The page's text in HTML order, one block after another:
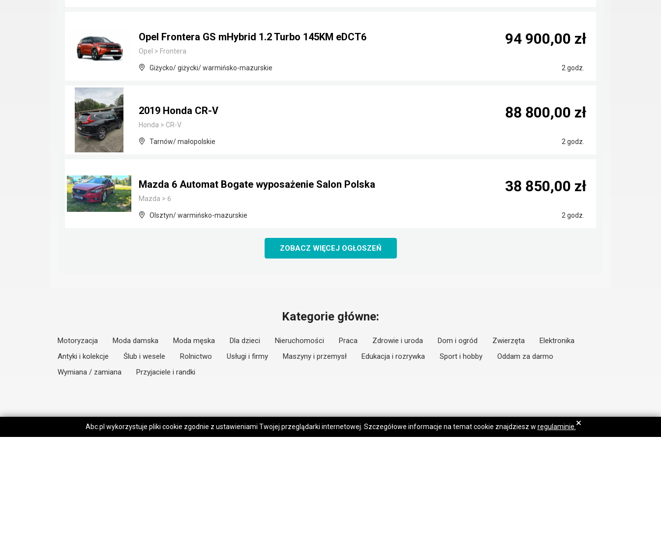
Opel Frontera GS mHybrid 1.2 Turbo 145KM eDCT6
Opel > Frontera
Giżycko/ giżycki/ warmińsko-mazurskie 2 godz.
94 900,00 zł
2019 Honda CR-V
Honda > CR-V
Tarnów/ małopolskie 2 godz.
88 800,00 zł
Mazda 6 Automat Bogate wyposażenie Salon Polska
Mazda > 6
Olsztyn/ warmińsko-mazurskie 2 godz.
38 850,00 zł
ZOBACZ WIĘCEJ OGŁOSZEŃ
Kategorie główne:
Motoryzacja Moda damska Moda męska Dla dzieci Nieruchomości Praca Zdrowie i uroda Dom i ogród Zwierzęta
Elektronika
Antyki i kolekcje
Ślub i wesele Rolnictwo Usługi i firmy Maszyny i przemysł Edukacja i rozrywka Sport i hobby
Oddam za darmo
Wymiana / zamiana
Przyjaciele i randki
Abc.pl wykorzystuje pliki cookie zgodnie z ustawieniami Twojej przeglądarki internetowej. Szczegółowe informacje na temat cookie znajdziesz w regulaminie. ×